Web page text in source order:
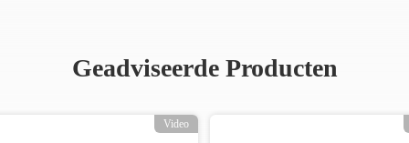
Geadviseerde Producten